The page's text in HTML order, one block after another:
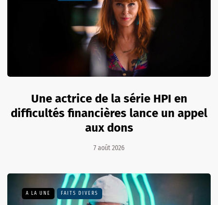
Une actrice de la série HPI en
difficultés financières lance un appel
aux dons
7 août 2026
A LA UNE FAITS DIVERS